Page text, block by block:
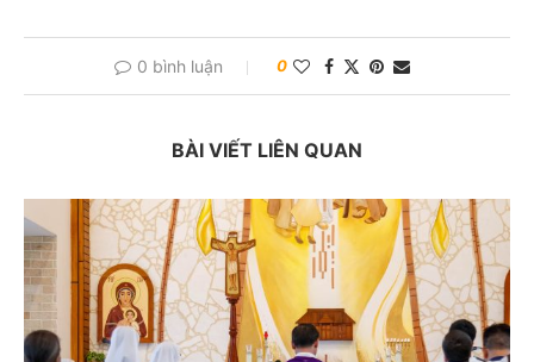
0 bình luận 0
BÀI VIẾT LIÊN QUAN